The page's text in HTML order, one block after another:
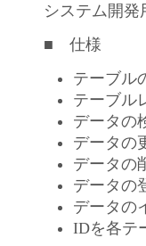
システム開
■ 仕様
テーブル
テーブル
データの
データの
データの
データの
データの
IDを各テ